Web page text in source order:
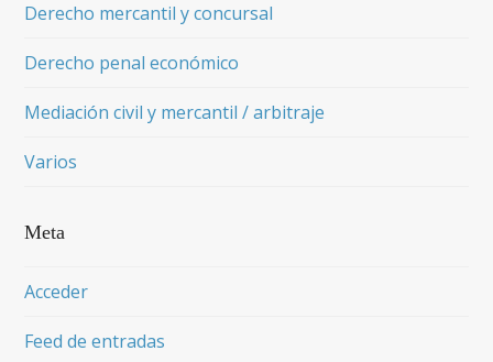
Derecho mercantil y concursal
Derecho penal económico
Mediación civil y mercantil / arbitraje
Varios
Meta
Acceder
Feed de entradas